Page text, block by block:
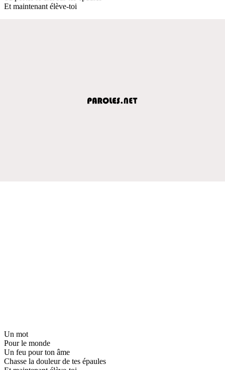
Et maintenant élève-toi
Un mot
Pour le monde
Un feu pour ton âme
Chasse la douleur de tes épaules